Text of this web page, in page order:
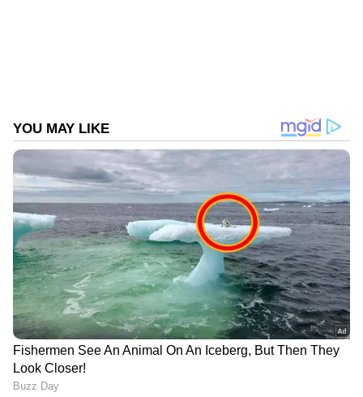
DOWNLOAD APP
ഏഷ്യാനെറ്റ് ന്യൂസ് മലയാളത്തിലൂടെ